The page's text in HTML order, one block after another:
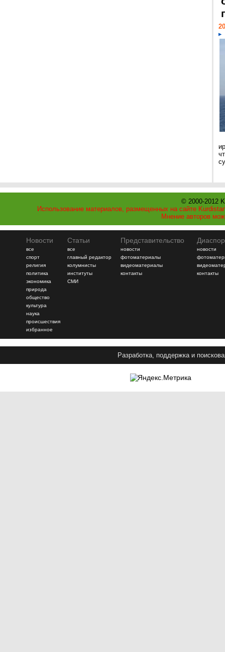
© 2000-2012
Использование материалов, размещенных на сайте
Мнение авторов
Новости
все
спорт
религия
политика
экономика
природа
общество
культура
наука
происшествия
избранное
Статьи
все
главный редактор
колумнисты
институты
СМИ
Представительство
новости
фотоматериалы
видеоматериалы
контакты
новости
контакты
Разработка, поддержка и